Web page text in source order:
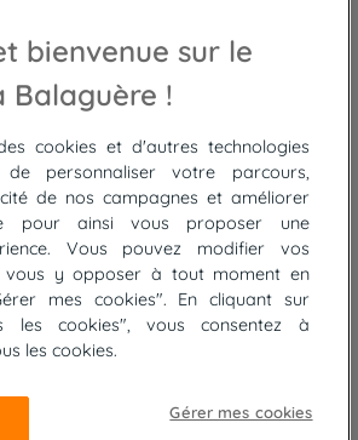
Trek
à vélo
Reales
à pied
Madère
bienvenue sur le
Balaguère !
cookies et d'autres technologies
personnaliser votre parcours,
de nos campagnes et améliorer
pour ainsi vous proposer une
Vous pouvez modifier vos
vous y opposer à tout moment en
mes cookies". En cliquant sur
les cookies", vous consentez à
les cookies.
Gérer mes cookies